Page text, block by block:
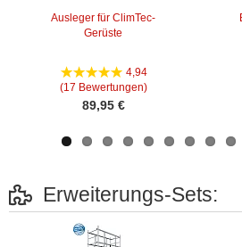
Ausleger für ClimTec-
Gerüste
4,94
(17 Bewertungen)
89,95 €
Erweiterungs-Sets: